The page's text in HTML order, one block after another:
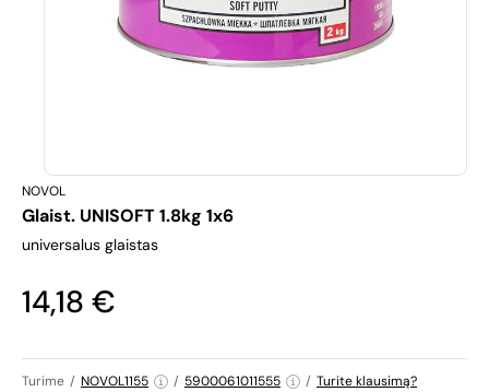
NOVOL
Glaist. UNISOFT 1.8kg 1x6
universalus glaistas
14,18 €
Turime / NOVOL1155 / 5900061011555 / Turite klausimą?